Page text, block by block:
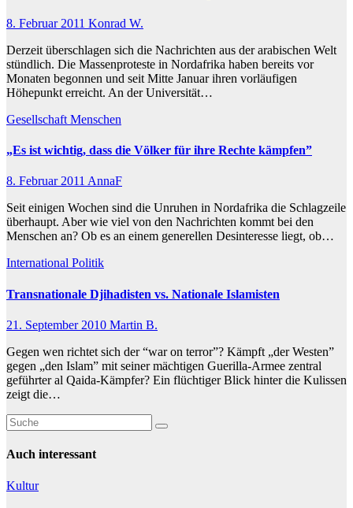
8. Februar 2011 Konrad W.
Derzeit überschlagen sich die Nachrichten aus der arabischen Welt
stündlich. Die Massenproteste in Nordafrika haben bereits vor
Monaten begonnen und seit Mitte Januar ihren vorläufigen
Höhepunkt erreicht. An der Universität…
Gesellschaft Menschen
„Es ist wichtig, dass die Völker für ihre Rechte kämpfen”
8. Februar 2011 AnnaF
Seit einigen Wochen sind die Unruhen in Nordafrika die Schlagzeile
überhaupt. Aber wie viel von den Nachrichten kommt bei den
Menschen an? Ob es an einem generellen Desinteresse liegt, ob…
International Politik
Transnationale Djihadisten vs. Nationale Islamisten
21. September 2010 Martin B.
Gegen wen richtet sich der “war on terror”? Kämpft „der Westen”
gegen „den Islam” mit seiner mächtigen Guerilla-Armee zentral
geführter al Qaida-Kämpfer? Ein flüchtiger Blick hinter die Kulissen
zeigt die…
Auch interessant
Kultur